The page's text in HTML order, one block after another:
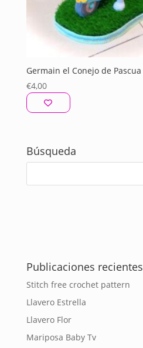
Germain el Conejo de Pascua
€4,00
Búsqueda
Publicaciones recientes
Stitch free crochet pattern
Llavero Estrella
Llavero Flor
Mariposa Baby Tv